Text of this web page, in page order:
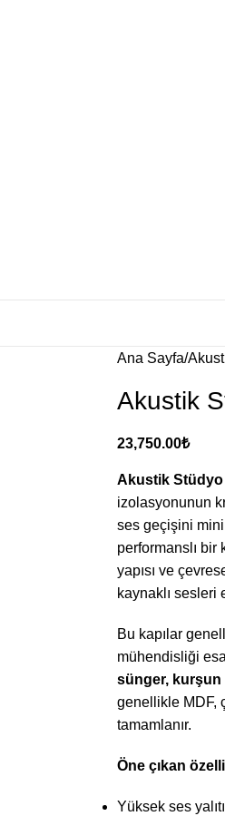
Ana Sayfa
Akustik
23,750.00₺
Akustik Stüdyo
izolasyonunun
ses geçişini
performanslı bir
yapısı ve
kaynaklı sesleri
Bu kapılar
mühendisliği
sünger, kurşun
genellikle MDF,
tamamlanır.
Öne çıkan
Yüksek ses